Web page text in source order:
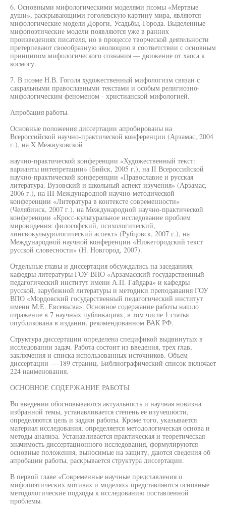
6. Основными мифологическими моделями поэмы «Мертвые
души», раскрывающими гоголевскую картину мира, являются
мифологические модели Дороги, Усадьбы, Города. Выделенные
мифопоэтические модели появляются уже в ранних
произведениях писателя, но в процессе творческой деятельности
претерпевают своеобразную эволюцию в соответствии с основным
принципом мифологического сознания — движение от хаоса к
космосу.
7. В поэме Н.В. Гоголя художественный мифологизм связан с
сакральными православными текстами и особым религиозно-
мифологическим феноменом - христианской мифологией.
Апробация работы.
Основные положения диссертации апробированы на
Всероссийской научно-практической конференции (Арзамас, 2004
г.), на X Межвузовской
научно-практической конференции «Художественный текст:
варианты интепретации» (Бийск, 2005 г.), на II Всероссийской
научно-практической конференции «Православие и русская
литература. Вузовский и школьный аспект изучения» (Арзамас,
2006 г.), на III Международной научно-методической
конференции «Литература в контексте современности»
(Челябинск, 2007 г.), на Международной научно-практической
конференции «Кросс-культуральное исследование проблем
мировидения: философский, психологический,
лингвокулыурологический аспект» (Рубцовск, 2007 г.), на
Международной научной конференции «Нижегородский текст
русской словесности» (Н. Новгород, 2007).
Отдельные главы и диссертация обсуждались на заседаниях
кафедры литературы ГОУ ВПО «Арзамасский государственный
педагогический институт имени А.П. Гайдара» и кафедры
русской, зарубежной литературы и методики преподавания ГОУ
ВПО «Мордовский государственный педагогический институт
имени М.Е. Евсевьсва». Основное содержание работы нашло
отражение в 7 научных публикациях, в том числе 1 статья
опубликована в издании, рекомендованном ВАК РФ.
Структура диссертации определена спецификой выдвинутых в
исследовании задач. Работа состоит из введения, трех глав,
заключения и списка использованных источников. Объем
диссертации — 189 страниц. Библиографический список включает
224 наименования.
ОСНОВНОЕ СОДЕРЖАНИЕ РАБОТЫ
Во введении обосновываются актуальность и научная новизна
избранной темы, устанавливается степень ее изучешюсти,
определяются цель и задачи работы. Кроме того, указывается
материал исследования, определяется методологическая основа и
методы анализа. Устанавливается практическая и теоретическая
значимость диссертационного исследования, формулируются
основные положения, выносимые на защиту, даются сведения об
апробации работы, раскрывается структура диссертации.
В первой главе «Современные научные представления о
мифопоэтических мотивах и моделях» представляются основные
методологические подходы к исследованию поставленной
проблемы.